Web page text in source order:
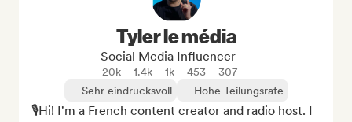
Tyler le média
Social Media Influencer
20k 1.4k 1k 453
307
Sehr eindrucksvoll
Hohe Teilungsrate
🎙Hi! I'm a French content creator and radio host. I